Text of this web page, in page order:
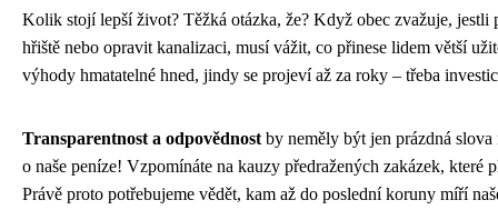
Kolik stojí lepší život? Těžká otázka, že? Když obec zvažuje, jestli
hřiště nebo opravit kanalizaci, musí vážit, co přinese lidem větší
výhody hmatatelné hned, jindy se projeví až za roky – třeba
Transparentnost a odpovědnost by neměly být jen prázdná
o naše peníze! Vzpomínáte na kauzy předražených zakázek, které
Právě proto potřebujeme vědět, kam až do poslední koruny míří